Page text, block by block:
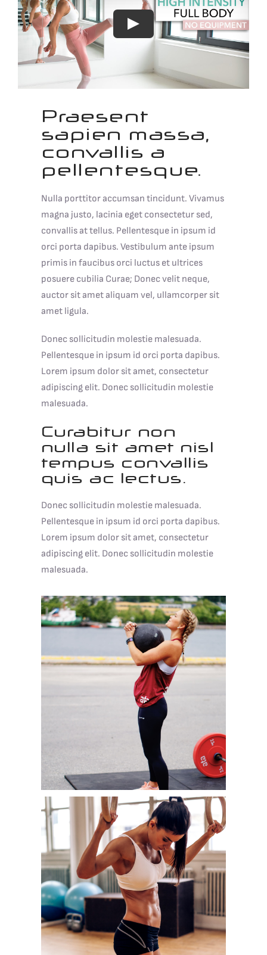
Praesent
sapien massa,
convallis a
pellentesque.
Nulla porttitor accumsan tincidunt. Vivamus
magna justo, lacinia eget consectetur sed,
convallis at tellus. Pellentesque in ipsum id
orci porta dapibus. Vestibulum ante ipsum
primis in faucibus orci luctus et ultrices
posuere cubilia Curae; Donec velit neque,
auctor sit amet aliquam vel, ullamcorper sit
amet ligula.
Donec sollicitudin molestie malesuada.
Pellentesque in ipsum id orci porta dapibus.
Lorem ipsum dolor sit amet, consectetur
adipiscing elit. Donec sollicitudin molestie
malesuada.
Curabitur non
nulla sit amet nisl
tempus convallis
quis ac lectus.
Donec sollicitudin molestie malesuada.
Pellentesque in ipsum id orci porta dapibus.
Lorem ipsum dolor sit amet, consectetur
adipiscing elit. Donec sollicitudin molestie
malesuada.